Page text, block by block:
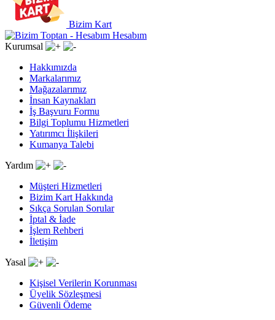
Bizim Kart
Hesabım
Kurumsal
Hakkımızda
Markalarımız
Mağazalarımız
İnsan Kaynakları
İş Başvuru Formu
Bilgi Toplumu Hizmetleri
Yatırımcı İlişkileri
Kumanya Talebi
Yardım
Müşteri Hizmetleri
Bizim Kart Hakkında
Sıkça Sorulan Sorular
İptal & İade
İşlem Rehberi
İletişim
Yasal
Kişisel Verilerin Korunması
Üyelik Sözleşmesi
Güvenli Ödeme